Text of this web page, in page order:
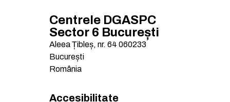
Centrele DGASPC
Sector 6 București
Aleea Țibleș, nr. 64 060233
București
România
Accesibilitate